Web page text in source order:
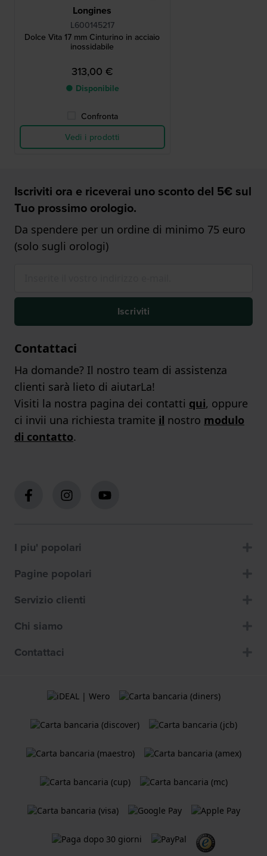
Longines
L600145217
Dolce Vita 17 mm Cinturino in acciaio
inossidabile
313,00 €
● Disponibile
Confronta
Vedi i prodotti
Iscriviti ora e riceverai uno sconto del 5€ sul
Tuo prossimo orologio.
Da spendere per un ordine di minimo 75 euro
(solo sugli orologi)
Iscriviti
Contattaci
Ha domande? Il nostro team di assistenza
clienti sarà lieto di aiutarLa!
Visiti la nostra pagina dei contatti qui, oppure
ci invii una richiesta tramite il nostro modulo
di contatto.
I piu' popolari
Pagine popolari
Servizio clienti
Chi siamo
Contattaci